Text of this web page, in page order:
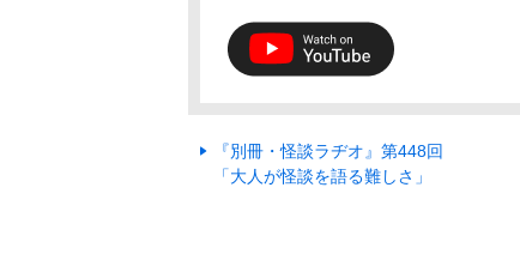
『別冊・怪談ラヂオ』第448回
「大人が怪談を語る難しさ」